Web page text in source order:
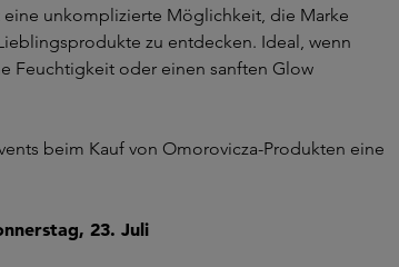
unkomplizierte Möglichkeit, die Marke
zu entdecken. Ideal, wenn
Feuchtigkeit oder einen sanften Glow
beim Kauf von Omorovicza-Produkten eine
23. Juli